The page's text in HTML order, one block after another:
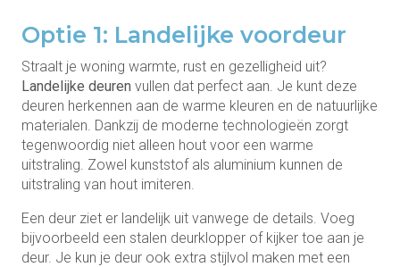
Optie 1: Landelijke voordeur
Straalt je woning warmte, rust en gezelligheid uit?
Landelijke deuren vullen dat perfect aan. Je kunt deze
deuren herkennen aan de warme kleuren en de natuurlijke
materialen. Dankzij de moderne technologieën zorgt
tegenwoordig niet alleen hout voor een warme
uitstraling. Zowel kunststof als aluminium kunnen de
uitstraling van hout imiteren.
Een deur ziet er landelijk uit vanwege de details. Voeg
bijvoorbeeld een stalen deurklopper of kijker toe aan je
deur. Je kun je deur ook extra stijlvol maken met een